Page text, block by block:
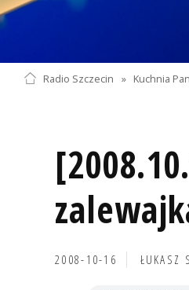
Radio Szczecin » Kuchnia
2008-10-16 ŁUKASZ